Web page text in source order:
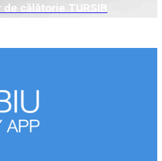
călătorie TURSIB